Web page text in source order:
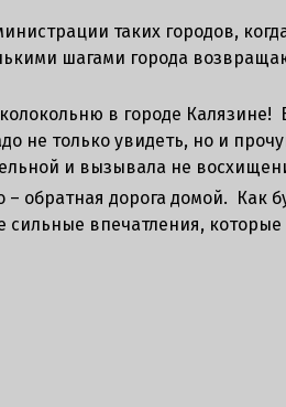
таких городов,
шагами города
в городе Калязине!
не только увидеть, но и
и вызывала не
дорога домой. Как
впечатления,